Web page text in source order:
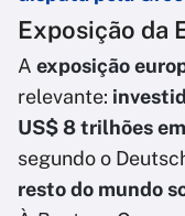
Exposição da
A exposição
relevante:
US$ 8 trilhões
segundo o
resto do mundo